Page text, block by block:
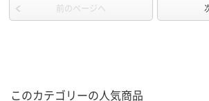
前のページへ
このカテゴリーの人気商品